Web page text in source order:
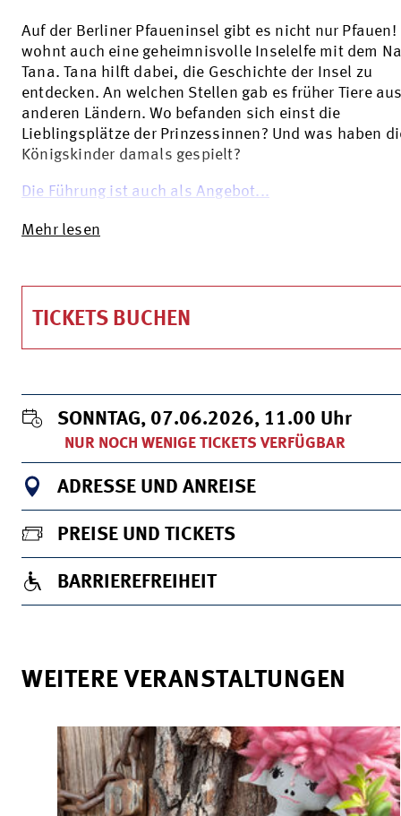
Auf der Berliner Pfaueninsel gibt es nicht nur Pfauen!
wohnt auch eine geheimnisvolle Inselelfe mit dem
Tana. Tana hilft dabei, die Geschichte der Insel zu
entdecken. An welchen Stellen gab es früher Tiere
anderen Ländern. Wo befanden sich einst die
Lieblingsplätze der Prinzessinnen? Und was haben
Königskinder damals gespielt?
Die Führung ist auch als Angebot...
Mehr lesen
TICKETS BUCHEN
SONNTAG, 07.06.2026, 11.00 Uhr
NUR NOCH WENIGE TICKETS VERFÜGBAR
ADRESSE UND ANREISE
PREISE UND TICKETS
BARRIEREFREIHEIT
WEITERE VERANSTALTUNGEN